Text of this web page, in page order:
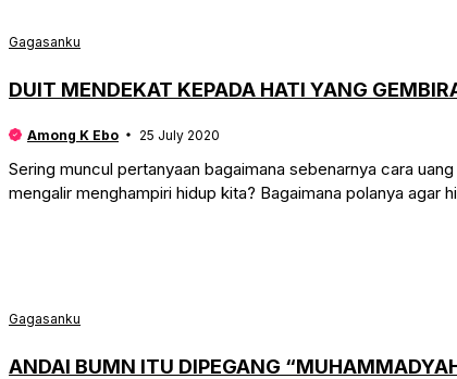
Gagasanku
DUIT MENDEKAT KEPADA HATI YANG
Among K Ebo 25 July 2020
Sering muncul pertanyaan bagaimana sebenarnya cara
mengalir menghampiri hidup kita? Bagaimana polanya agar
Gagasanku
ANDAI BUMN ITU DIPEGANG